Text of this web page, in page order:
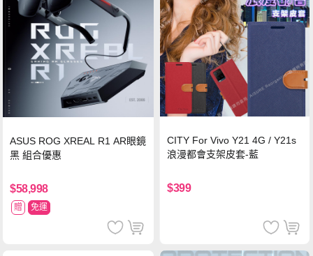
ASUS ROG XREAL R1 AR眼鏡
黑 組合優惠
$58,998
贈 免運
CITY For Vivo Y21 4G / Y21s
浪漫都會支架皮套-藍
$399